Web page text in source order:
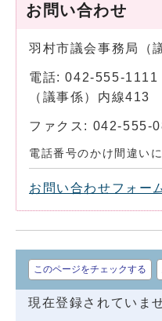
お問い合わせ
羽村市議会事務局（
電話: 042-555-
（議事係）内線413
ファクス: 042-555-
電話番号のかけ間違い
お問い合わせフォー
このページをチェックする
現在登録されていま